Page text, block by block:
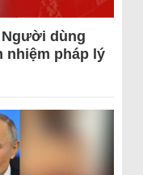
Người dùng
nhiệm pháp lý